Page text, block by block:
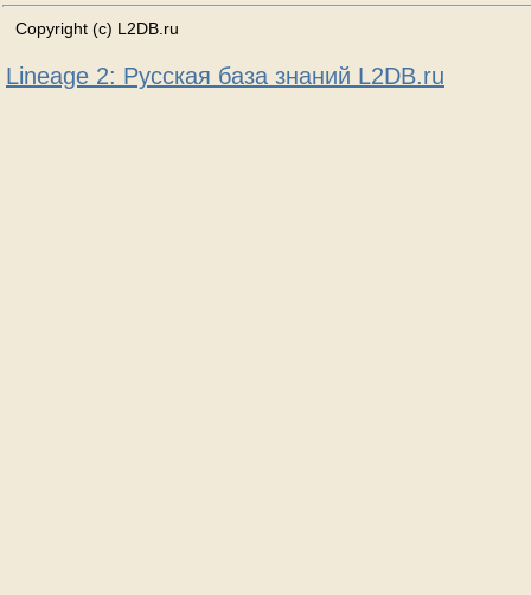
Copyright (c) L2DB.ru
Lineage 2: Русская база знаний L2DB.ru